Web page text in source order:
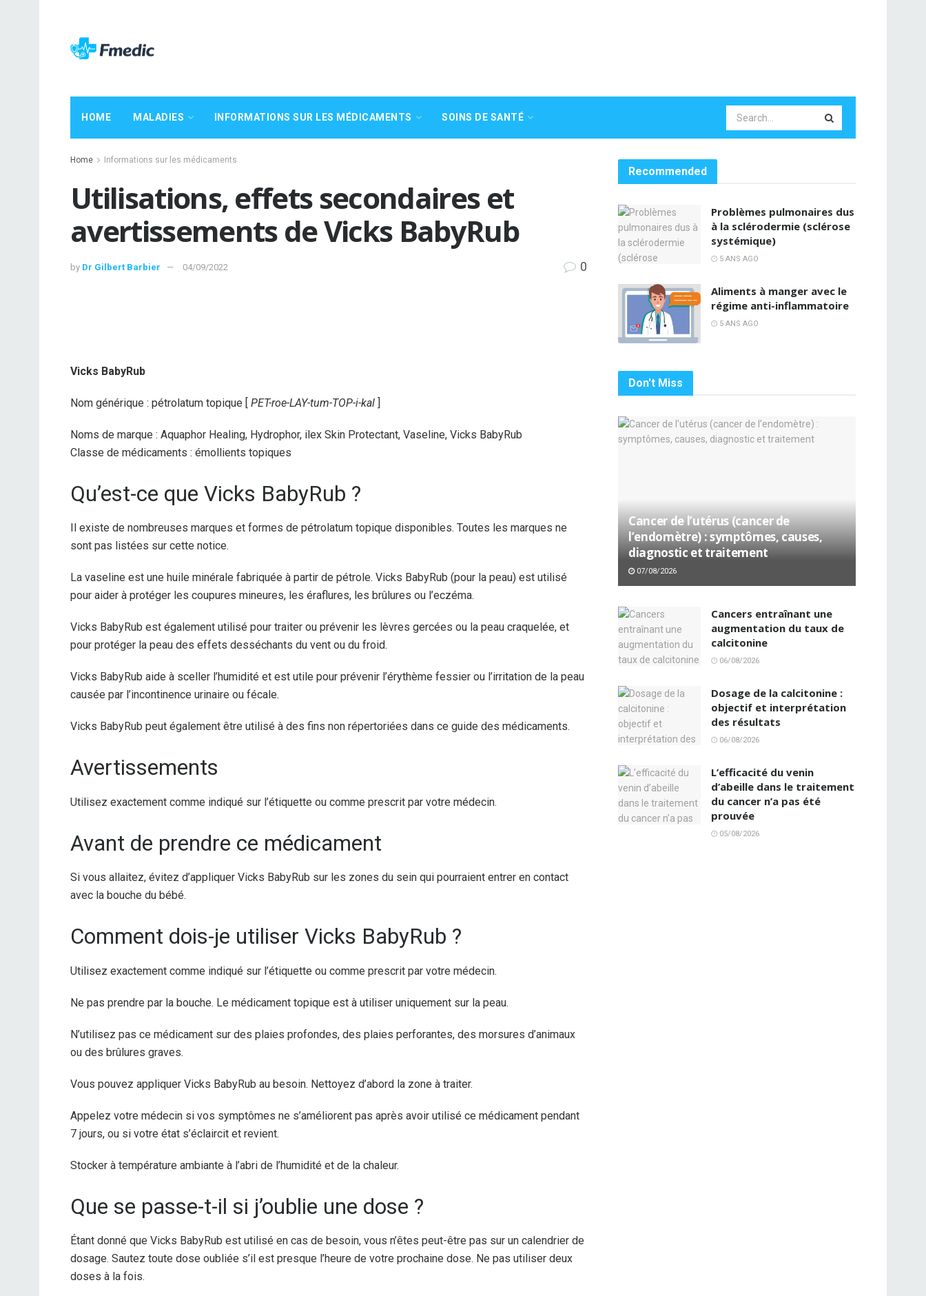
HOME MALADIES INFORMATIONS SUR LES MÉDICAMENTS SOINS DE SANTÉ
Home Informations sur les médicaments
Utilisations, effets secondaires et
avertissements de Vicks BabyRub
by Dr Gilbert Barbier 04/09/2022 0
Vicks BabyRub
Nom générique : pétrolatum topique [ PET-roe-LAY-tum-TOP-i-kal ]
Noms de marque : Aquaphor Healing, Hydrophor, ilex Skin Protectant, Vaseline, Vicks BabyRub
Classe de médicaments : émollients topiques
Qu’est-ce que Vicks BabyRub ?
Il existe de nombreuses marques et formes de pétrolatum topique disponibles. Toutes les marques ne
sont pas listées sur cette notice.
La vaseline est une huile minérale fabriquée à partir de pétrole. Vicks BabyRub (pour la peau) est utilisé
pour aider à protéger les coupures mineures, les éraflures, les brûlures ou l’eczéma.
Vicks BabyRub est également utilisé pour traiter ou prévenir les lèvres gercées ou la peau craquelée, et
pour protéger la peau des effets desséchants du vent ou du froid.
Vicks BabyRub aide à sceller l’humidité et est utile pour prévenir l’érythème fessier ou l’irritation de la peau
causée par l’incontinence urinaire ou fécale.
Vicks BabyRub peut également être utilisé à des fins non répertoriées dans ce guide des médicaments.
Avertissements
Utilisez exactement comme indiqué sur l’étiquette ou comme prescrit par votre médecin.
Avant de prendre ce médicament
Si vous allaitez, évitez d’appliquer Vicks BabyRub sur les zones du sein qui pourraient entrer en contact
avec la bouche du bébé.
Comment dois-je utiliser Vicks BabyRub ?
Utilisez exactement comme indiqué sur l’étiquette ou comme prescrit par votre médecin.
Ne pas prendre par la bouche. Le médicament topique est à utiliser uniquement sur la peau.
N’utilisez pas ce médicament sur des plaies profondes, des plaies perforantes, des morsures d’animaux
ou des brûlures graves.
Vous pouvez appliquer Vicks BabyRub au besoin. Nettoyez d’abord la zone à traiter.
Appelez votre médecin si vos symptômes ne s’améliorent pas après avoir utilisé ce médicament pendant
7 jours, ou si votre état s’éclaircit et revient.
Stocker à température ambiante à l’abri de l’humidité et de la chaleur.
Que se passe-t-il si j’oublie une dose ?
Étant donné que Vicks BabyRub est utilisé en cas de besoin, vous n’êtes peut-être pas sur un calendrier de
dosage. Sautez toute dose oubliée s’il est presque l’heure de votre prochaine dose. Ne pas utiliser deux
doses à la fois.
Recommended
Problèmes pulmonaires dus
à la sclérodermie (sclérose
systémique)
5 ANS AGO
Aliments à manger avec le
régime anti-inflammatoire
5 ANS AGO
Don't Miss
Cancer de l’utérus (cancer de
l’endomètre) : symptômes, causes,
diagnostic et traitement
07/08/2026
Cancers entraînant une
augmentation du taux de
calcitonine
06/08/2026
Dosage de la calcitonine :
objectif et interprétation
des résultats
06/08/2026
L’efficacité du venin
d’abeille dans le traitement
du cancer n’a pas été
prouvée
05/08/2026